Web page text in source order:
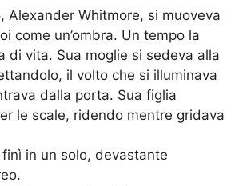
Alexander Whitmore, si muoveva
come un’ombra. Un tempo la
di vita. Sua moglie si sedeva alla
il volto che si illuminava
dalla porta. Sua figlia
le scale, ridendo mentre gridava
in un solo, devastante